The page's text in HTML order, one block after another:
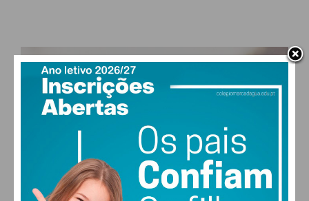
PAÇOS DE FERREIRA
14°
clear sky
MAX 14 • MIN 14
30° 28 27 ° 29 °